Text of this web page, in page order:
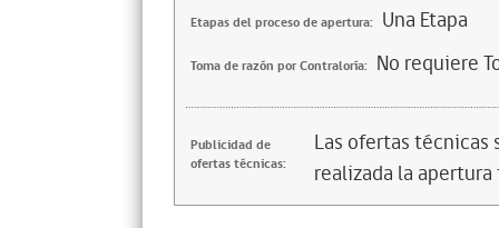
Etapas del proceso de apertura: Una Etapa
Toma de razón por Contraloría: No requiere
Publicidad de
ofertas técnicas:
Las ofertas
realizada la